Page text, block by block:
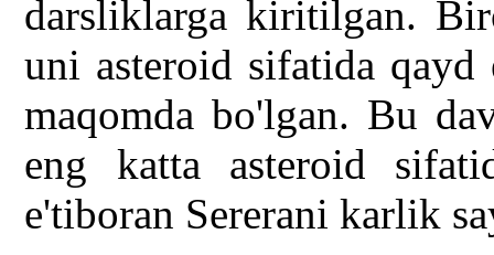
darsliklarga kiritilgan.
uni asteroid sifatida
maqomda bo'lgan. Bu
eng katta asteroid
e'tiboran Sererani karlik